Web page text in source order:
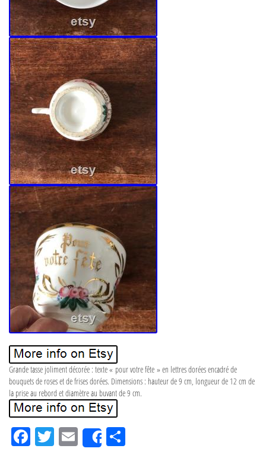
Grande tasse joliment décorée : texte « pour votre fête » en lettres dorées encadré de
bouquets de roses et de frises dorées. Dimensions : hauteur de 9 cm, longueur de 12 cm de
la prise au rebord et diamètre au buvant de 9 cm.
Fa
ce
Tw
itt
Em
ail
Share